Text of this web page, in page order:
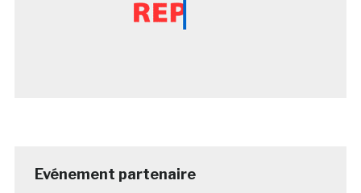
Evénement partenaire